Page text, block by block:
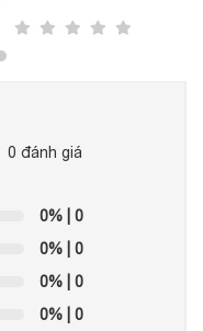
0 đánh giá
0% | 0
0% | 0
0% | 0
0% | 0